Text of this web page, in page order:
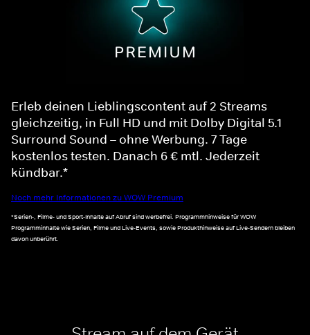
Erleb deinen Lieblingscontent auf 2 Streams
gleichzeitig, in Full HD und mit Dolby Digital 5.1
Surround Sound – ohne Werbung. 7 Tage
kostenlos testen. Danach 6 € mtl. Jederzeit
kündbar.*
Noch mehr Informationen zu WOW Premium
*Serien-, Filme- und Sport-Inhalte auf Abruf sind werbefrei. Programmhinweise für WOW
Programminhalte wie Serien, Filme und Live-Events, sowie Produkthinweise auf Live-Sendern bleiben
davon unberührt.